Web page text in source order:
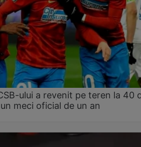
ului a revenit pe teren la 40
meci oficial de un an